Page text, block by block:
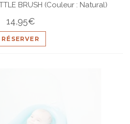
BRUSH (Couleur : Natural)
14,95€
RÉSERVER